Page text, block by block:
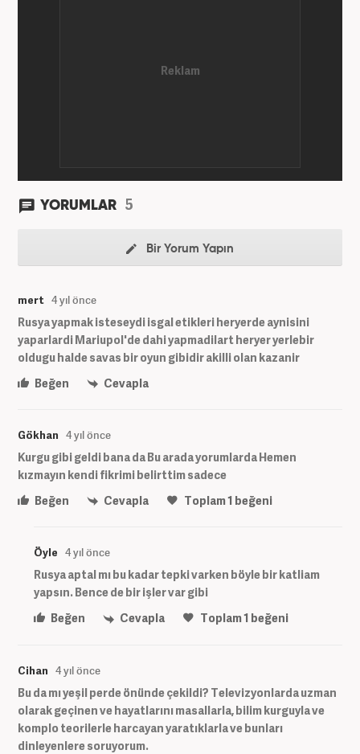
YORUMLAR 5
Bir Yorum Yapın
mert 4 yıl önce
Rusya yapmak isteseydi isgal etikleri heryerde aynisini
yaparlardi Mariupol'de dahi yapmadilart heryer yerlebir
oldugu halde savas bir oyun gibidir akilli olan kazanir
Beğen
Cevapla
Gökhan 4 yıl önce
Kurgu gibi geldi bana da Bu arada yorumlarda Hemen
kızmayın kendi fikrimi belirttim sadece
Beğen
Cevapla Toplam1 beğeni
Öyle 4 yıl önce
Rusya aptal mı bu kadar tepki varken böyle bir katliam
yapsın. Bence de bir işler var gibi
Beğen
Cevapla Toplam1 beğeni
Cihan 4 yıl önce
Bu da mı yeşil perde önünde çekildi? Televizyonlarda uzman
olarak geçinen ve hayatlarını masallarla, bilim kurguyla ve
komplo teorilerle harcayan yaratıklarla ve bunları
dinleyenlere soruyorum.